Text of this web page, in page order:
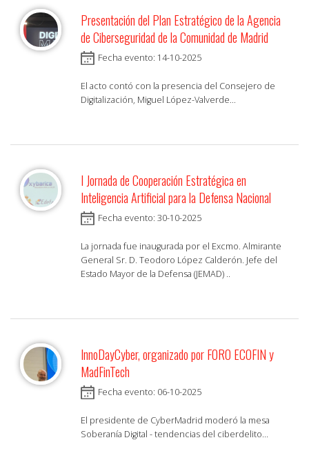
Presentación del Plan Estratégico de la Agencia
de Ciberseguridad de la Comunidad de Madrid
Fecha evento: 14-10-2025
El acto contó con la presencia del Consejero de
Digitalización, Miguel López-Valverde...
I Jornada de Cooperación Estratégica en
Inteligencia Artificial para la Defensa Nacional
Fecha evento: 30-10-2025
La jornada fue inaugurada por el Excmo. Almirante
General Sr. D. Teodoro López Calderón. Jefe del
Estado Mayor de la Defensa (JEMAD) ..
InnoDayCyber, organizado por FORO ECOFIN y
MadFinTech
Fecha evento: 06-10-2025
El presidente de CyberMadrid moderó la mesa
Soberanía Digital - tendencias del ciberdelito...